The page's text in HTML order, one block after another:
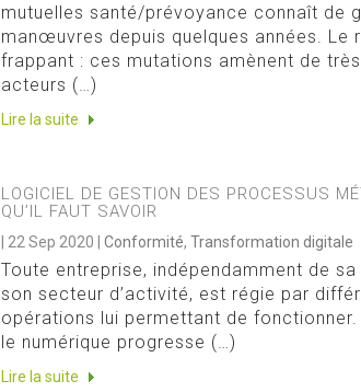
mutuelles santé/prévoyance connaît de
manœuvres depuis quelques années. Le
frappant : ces mutations amènent de
acteurs (…)
Lire la suite
LOGICIEL DE GESTION DES PROCESSUS
QU’IL FAUT SAVOIR
22 Sep 2020 |Conformité,Transformation digitale
Toute entreprise, indépendamment de
son secteur d’activité, est régie par
opérations lui permettant de fonctionner.
le numérique progresse (…)
Lire la suite